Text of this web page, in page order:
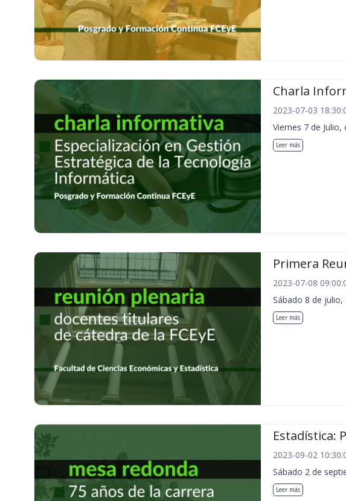
Charla
2023-07-03
Viernes 7 de
Leer más
Primera
2023-07-08
Sábado 8 de julio,
Leer más
Estadística:
2023-09-02
Sábado 2 de
Leer más